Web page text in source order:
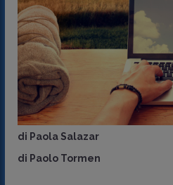
di Paola Salazar
di Paolo Tormen